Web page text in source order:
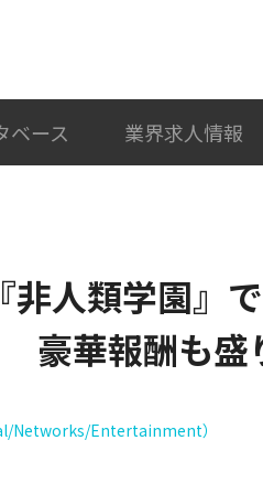
ベース 業界求人情報
人類学園』
豪華報酬も盛
Networks/Entertainment）